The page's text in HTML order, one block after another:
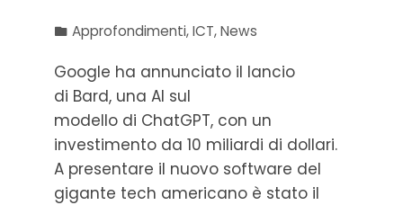
Approfondimenti,ICT,News
Google ha annunciato il lancio
di Bard, una AI sul
modello di ChatGPT, con un
investimento da 10 miliardi di dollari.
A presentare il nuovo software del
gigante tech americano è stato il